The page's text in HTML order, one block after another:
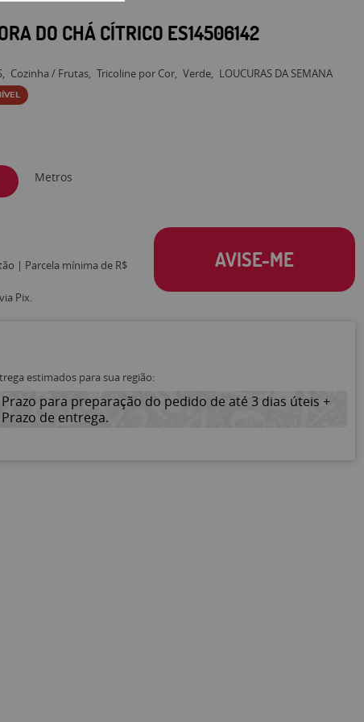
DO CHÁ CÍTRICO ES14506142
Cozinha / Frutas Tricoline por Cor Verde LOUCURAS DA SEMANA
Metros
| Parcela mínima de R$
Pix.
AVISE-ME
estimados para sua região:
Prazo para preparação do pedido de até 3 dias úteis +
Prazo de entrega.